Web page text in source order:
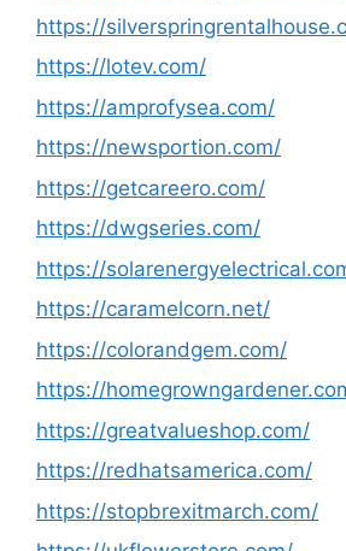
https://
https://lotev.com/
https://amprofysea.com/
https://newsportion.com/
https://getcareero.com/
https://dwgseries.com/
https://
https://caramelcorn.net/
https://colorandgem.com/
https://
https://greatvalueshop.com/
https://redhatsamerica.com/
https://stopbrexitmarch.com/